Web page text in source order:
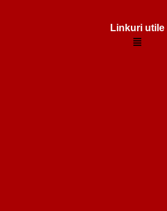
Linkuri utile
Menu